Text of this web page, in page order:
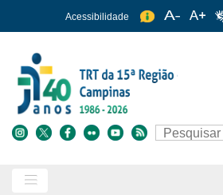
para
conteúdo
principal
Acessibilidade
Buscar Search